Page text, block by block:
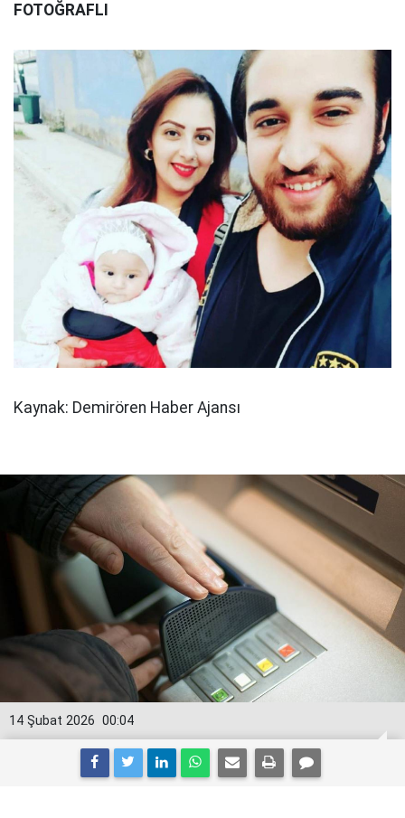
FOTOĞRAFLI
Kaynak: Demirören Haber Ajansı
00:04
14 Şubat 2026